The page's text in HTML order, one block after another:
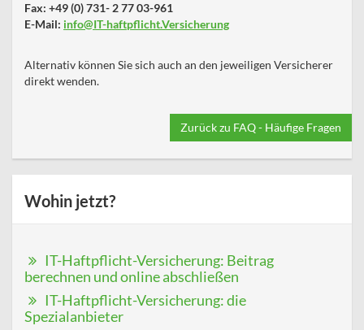
Fax: +49 (0) 731- 2 77 03-961
E-Mail: info@IT-haftpflicht.Versicherung
Alternativ können Sie sich auch an den jeweiligen Versicherer
direkt wenden.
Zurück zu FAQ - Häufige Fragen
Wohin jetzt?
IT-Haftpflicht-Versicherung: Beitrag
berechnen und online abschließen
IT-Haftpflicht-Versicherung: die
Spezialanbieter